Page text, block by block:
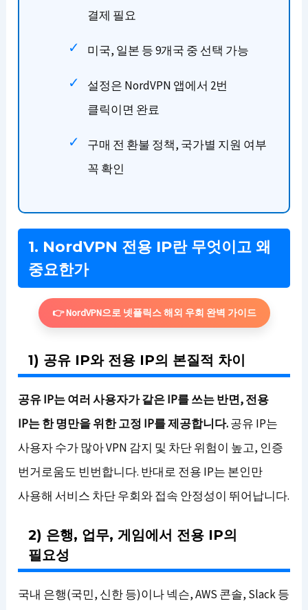
결제 필요
미국, 일본 등 9개국 중 선택 가능
설정은 NordVPN 앱에서 2번
클릭이면 완료
구매 전 환불 정책, 국가별 지원 여부
꼭 확인
1. NordVPN 전용 IP란 무엇이고 왜
중요한가
👉 NordVPN으로 넷플릭스 해외 우회 완벽 가이드
1) 공유 IP와 전용 IP의 본질적 차이
공유 IP는 여러 사용자가 같은 IP를 쓰는 반면, 전용
IP는 한 명만을 위한 고정 IP를 제공합니다.공유 IP는
사용자 수가 많아 VPN 감지 및 차단 위험이 높고, 인증
번거로움도 빈번합니다. 반대로 전용 IP는 본인만
사용해 서비스 차단 우회와 접속 안정성이 뛰어납니다.
2) 은행, 업무, 게임에서 전용 IP의
필요성
국내 은행(국민, 신한 등)이나 넥슨, AWS 콘솔, Slack 등